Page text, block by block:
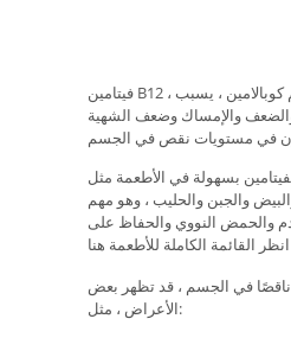
فيتامين B12 ، المعروف أيضا باسم كوبالامين ، يسبب
والإمساك وضعف الشهية
بسهولة في الأطعمة مثل
والجبن والحليب ، وهو مهم
والحمض النووي والحفاظ على
ناقصًا في الجسم ، قد تظهر بعض
الأعراض ، مثل: